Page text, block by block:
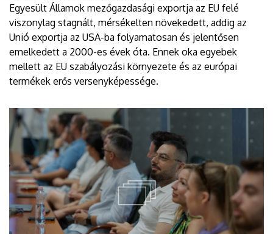
Egyesült Államok mezőgazdasági exportja az EU felé
viszonylag stagnált, mérsékelten növekedett, addig az
Unió exportja az USA-ba folyamatosan és jelentősen
emelkedett a 2000-es évek óta. Ennek oka egyebek
mellett az EU szabályozási környezete és az európai
termékek erős versenyképessége.